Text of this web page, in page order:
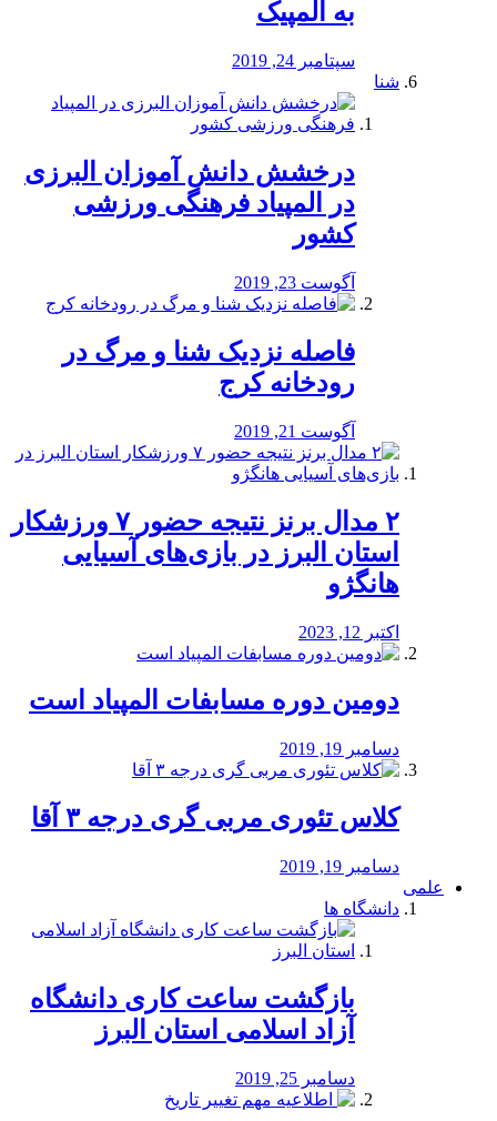
به المپیک
سپتامبر 24, 2019
شنا
درخشش دانش آموزان البرزی
در المپیاد فرهنگی ورزشی
کشور
آگوست 23, 2019
️فاصله نزدیک شنا و مرگ در
رودخانه کرج
آگوست 21, 2019
۲ مدال برنز نتیجه حضور ۷ ورزشکار
استان البرز در بازی‌های آسیایی
هانگژو
اکتبر 12, 2023
دومین دوره مسابفات المپیاد است
دسامبر 19, 2019
کلاس تئوری مربی گری درجه ۳ آقا
دسامبر 19, 2019
علمی
دانشگاه ها
بازگشت ساعت کاری دانشگاه
آزاد اسلامی استان البرز
دسامبر 25, 2019